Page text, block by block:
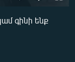
գինի ենք